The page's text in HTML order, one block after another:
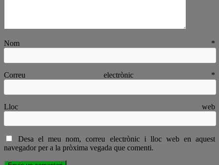
Nom *
Correu electrònic *
Lloc web
Desa el meu nom, correu electrònic i lloc web en aquest
navegador per a la pròxima vegada que comenti.